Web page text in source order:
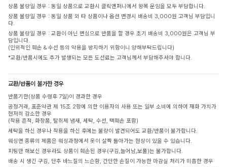
상품 불량일 경우 : 동일 상품으로 교환시 클릭앤퍼니에서 왕복 운임을 모두 부담합니다.
상품 불량일 경우 : 동일 상품 외 타 상품이나 옵션 변경시 배송비 3,000원 고객님 부담입니
다.
상품 불량일 경우 : 교환이 아닌 변심으로 반품을 할 경우 초기 배송비 3,000원은 고객님 부
담입니다.
(인위적인 훼손 & 수선 등의 악용을 방지하기 위함이니 양해부탁드립니다)
*교환/반품시에도 추가 발생되는 모든 도선료는 고객님께서 부담해주셔야 합니다.
교환/반품이 불가한 경우
반품기한(상품 수령후 7일)이 경과한 경우
공정거래, 표준약관 제 15조 2항에 의한 이용자의 사용 또는 일부 소비에 의하여 재화 가치가
현저히 감소한 경우
(착용 흔적, 화장품, 탈취제 냄새, 세탁, 수선, 택훼손 포함)
세탁을 하신 경우나 착용을 하신 후에는 불량이 발견되어도 교환/반품이 불가합니다.
워싱면 종류의 제품은 워싱과정에서 옷이 살짝 돌아가는 현상이 있을 수 있습니다.
피팅만 해보신 경우라도 상품이 훼손된 경우(구김,늘어남,보풀)는 불가합니다.
배송 시 생긴 구김, 단추 바느질의 느슨함, 간단한 손질이 가능한 마감실 처리가 미흡한 경우